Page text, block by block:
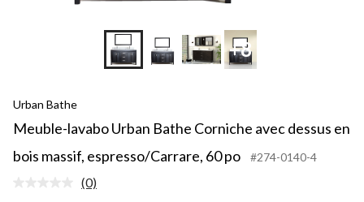
+8
Urban Bathe
Meuble-lavabo Urban Bathe Corniche avec dessus en
bois massif, espresso/Carrare, 60 po
#274-0140-4
Aucune
(0)